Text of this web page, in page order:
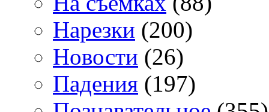
Нарезки (200)
Новости (26)
Падения (197)